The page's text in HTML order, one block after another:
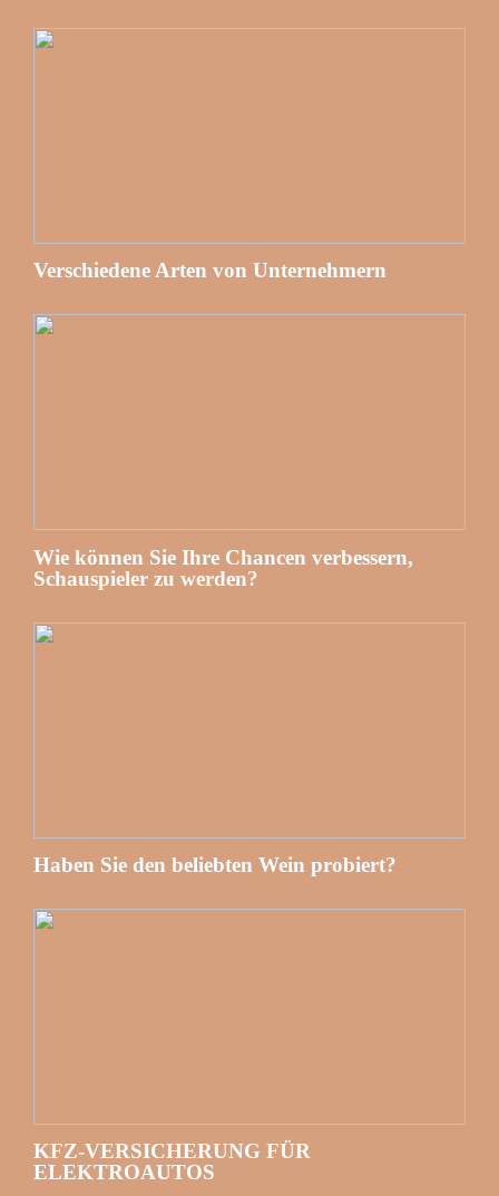
Verschiedene Arten von Unternehmern
Wie können Sie Ihre Chancen verbessern,
Schauspieler zu werden?
Haben Sie den beliebten Wein probiert?
KFZ-VERSICHERUNG FÜR
ELEKTROAUTOS